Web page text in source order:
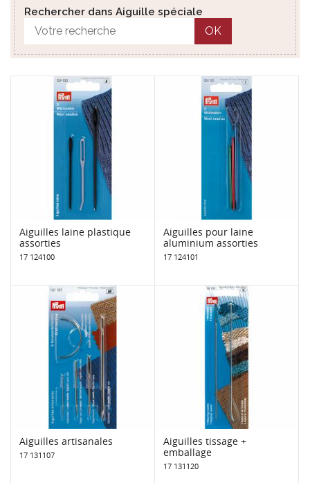
Rechercher dans Aiguille spéciale
OK
Aiguilles laine plastique
assorties
17 124100
Aiguilles pour laine
aluminium assorties
17 124101
Aiguilles artisanales
17 131107
Aiguilles tissage +
emballage
17 131120